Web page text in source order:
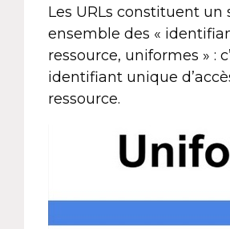
Les URLs constituent un
ensemble des «
ressource, uniformes » :
identifiant unique
ressource.